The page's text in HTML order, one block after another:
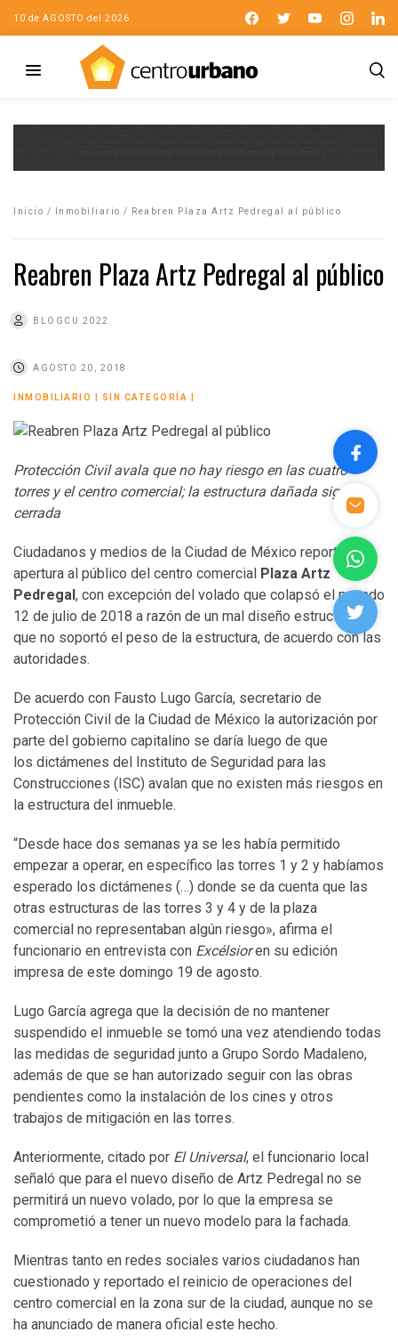
10 de AGOSTO del 2026
Inicio / Inmobiliario / Reabren Plaza Artz Pedregal al público
Reabren Plaza Artz Pedregal al público
BLOGCU 2022
AGOSTO 20, 2018
INMOBILIARIO SIN CATEGORÍA
Protección Civil avala que no hay riesgo en las cuatro
torres y el centro comercial; la estructura dañada sigue
cerrada
Ciudadanos y medios de la Ciudad de México reportan la
apertura al público del centro comercial Plaza Artz
Pedregal, con excepción del volado que colapsó el pasado
12 de julio de 2018 a razón de un mal diseño estructural
que no soportó el peso de la estructura, de acuerdo con las
autoridades.
De acuerdo con Fausto Lugo García, secretario de
Protección Civil de la Ciudad de México la autorización por
parte del gobierno capitalino se daría luego de que
los dictámenes del Instituto de Seguridad para las
Construcciones (ISC) avalan que no existen más riesgos en
la estructura del inmueble.
“Desde hace dos semanas ya se les había permitido
empezar a operar, en específico las torres 1 y 2 y habíamos
esperado los dictámenes (…) donde se da cuenta que las
otras estructuras de las torres 3 y 4 y de la plaza
comercial no representaban algún riesgo», afirma el
funcionario en entrevista con Excélsioren su edición
impresa de este domingo 19 de agosto.
Lugo García agrega que la decisión de no mantener
suspendido el inmueble se tomó una vez atendiendo todas
las medidas de seguridad junto a Grupo Sordo Madaleno,
además de que se han autorizado seguir con las obras
pendientes como la instalación de los cines y otros
trabajos de mitigación en las torres.
Anteriormente, citado por El Universal, el funcionario local
señaló que para el nuevo diseño de Artz Pedregal no se
permitirá un nuevo volado, por lo que la empresa se
comprometió a tener un nuevo modelo para la fachada.
Mientras tanto en redes sociales varios ciudadanos han
cuestionado y reportado el reinicio de operaciones del
centro comercial en la zona sur de la ciudad, aunque no se
ha anunciado de manera oficial este hecho.